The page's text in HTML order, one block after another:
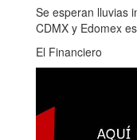
Se esperan lluvias
CDMX y Edomex
El Financiero